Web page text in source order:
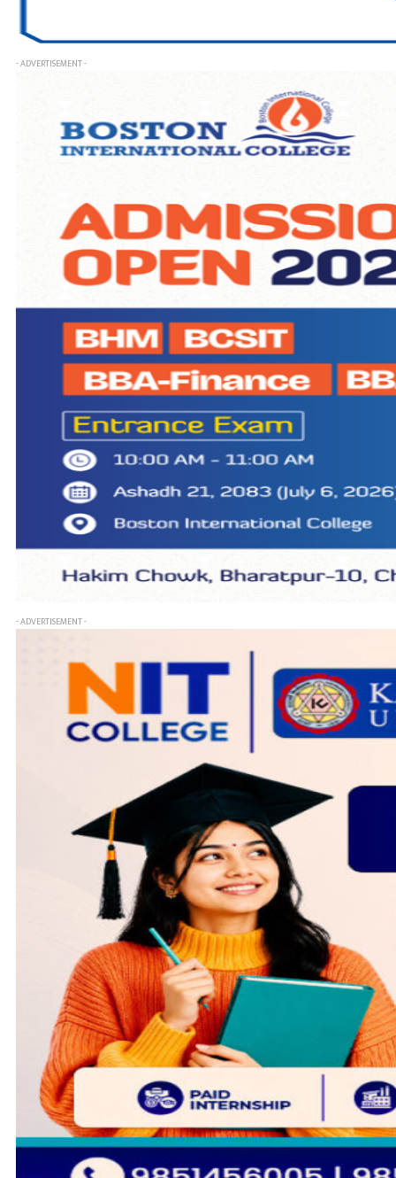
- ADVERTISEMENT -
- ADVERTISEMENT -